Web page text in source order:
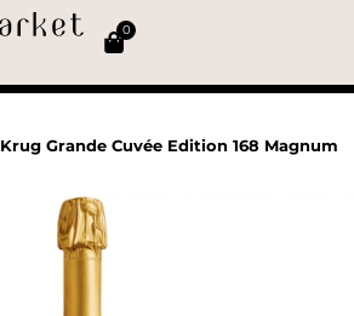
0
Krug Grande Cuvée Edition 168 Magnum